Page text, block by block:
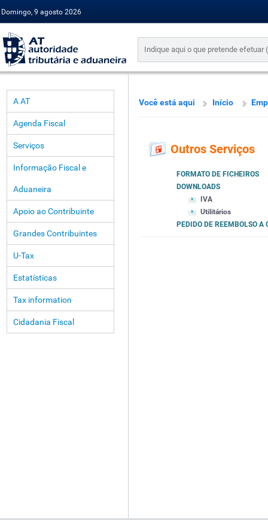
Domingo, 9 agosto 2026
A AT
Agenda Fiscal
Serviços
Informação Fiscal e
Aduaneira
Apoio ao Contribuinte
Grandes Contribuintes
U-Tax
Estatísticas
Tax information
Cidadania Fiscal
Você está aqui Início
Outros Serviços
FORMATO DE FICHEIROS
DOWNLOADS
IVA
Utilitários
PEDIDO DE REEMBOLSO A